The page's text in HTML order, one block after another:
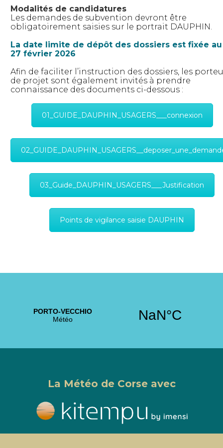
Modalités de candidatures
Les demandes de subvention devront être
obligatoirement saisies sur le portrait DAUPHIN.
La date limite de dépôt des dossiers est fixée au
27 février 2026
Afin de faciliter l’instruction des dossiers, les
de projet sont également invités à prendre
connaissance des documents ci-dessous :
01_GUIDE_DAUPHIN_USAGERS___connexion
03_Guide_DAUPHIN_USAGERS___Justification
Points de vigilance saisie DAUPHIN
La Météo de Corse avec